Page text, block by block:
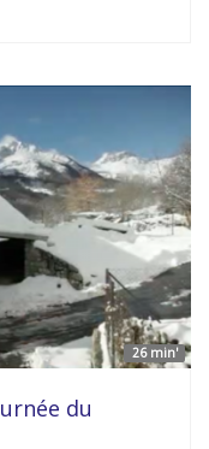
26 min'
du